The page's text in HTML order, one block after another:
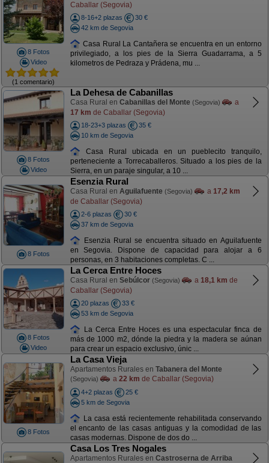
8 Fotos
Video
(1 comentario)
Caballar (Segovia)
8-16+2 plazas
30 €
42 km de Segovia
Casa Rural La Cantañera se encuentra en un entorno
privilegiado, a los pies de la Sierra Guadarrama, a 5
kilometros de Pedraza y Prádena, mu ...
8 Fotos
Video
La Dehesa de Cabanillas
Casa Rural en Cabanillas del Monte (Segovia)
a
17 km de Caballar (Segovia)
18-23+3 plazas
35 €
10 km de Segovia
Casa Rural ubicada en un pueblecito tranquilo,
perteneciente a Torrecaballeros. Situado a los pies de la
Sierra, en un paraje singular, a 10 ...
8 Fotos
Esenzia Rural
Casa Rural en Aguilafuente (Segovia) a 17,2 km
de Caballar (Segovia)
2-6 plazas
30 €
37 km de Segovia
Esenzia Rural se encuentra situado en Aguilafuente
en Segovia. Dispone de capacidad para alojar a 6
personas, en 3 habitaciones completas. C ...
8 Fotos
Video
La Cerca Entre Hoces
Casa Rural en Sebúlcor (Segovia) a 18,1 km de
Caballar (Segovia)
20 plazas
33 €
53 km de Segovia
La Cerca Entre Hoces es una espectacular finca de
más de 1000 m2, dónde la piedra y la madera se aúnan
para crear un espacio exclusivo, únic ...
8 Fotos
La Casa Vieja
Apartamentos Rurales en Tabanera del Monte
(Segovia) a 22 km de Caballar (Segovia)
4+2 plazas
25 €
5 km de Segovia
La casa está recientemente rehabilitada conservando
el encanto de las casas antiguas y la comodidad de las
casas modernas. Dispone de dos do ...
Casa Los Tres Nogales
Apartamentos Rurales en Castroserna de Arriba